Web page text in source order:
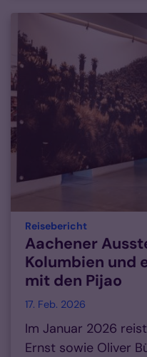
Reisebericht:
Aachener
Kolumbien und
mit den Pijao
17. Feb. 2026
Im Januar 2026
Ernst sowie Oliver